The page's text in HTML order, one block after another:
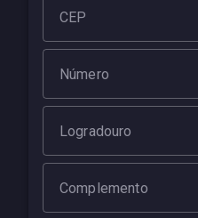
CEP
Número
Logradouro
Complemento